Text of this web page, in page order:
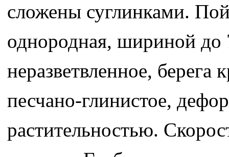
сложены суглинками.
однородная, шириной до
неразветвленное,
песчано-глинистое,
растительностью.